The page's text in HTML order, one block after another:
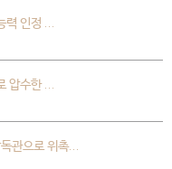
인정 …
압수한 …
관으로 위촉…